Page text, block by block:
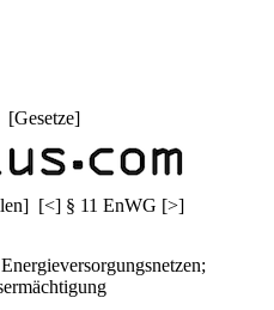
[Gesetze]
] [<] § 11 EnWG [>]